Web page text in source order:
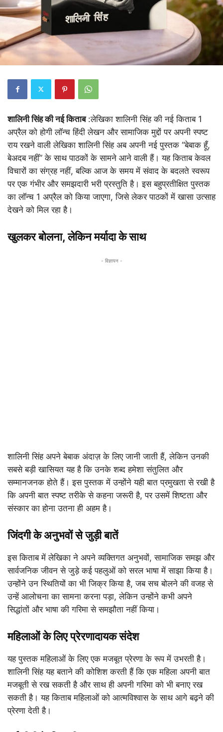
शालिनी सिंह की नई किताब:लेखिका शालिनी सिंह की नई किताब 1
अप्रैल को होगी लॉन्च हिंदी लेखन और सामाजिक मुद्दों पर अपनी स्पष्ट
राय रखने वाली लेखिका शालिनी सिंह अब अपनी नई पुस्तक “बेबाक हूँ,
बेअदब नहीं” के साथ पाठकों के सामने आने वाली हैं। यह किताब केवल
विचारों का संग्रह नहीं, बल्कि आज के समय में संवाद के बदलते स्वरूप
पर एक गंभीर और समझदारी भरी प्रस्तुति है। इस बहुप्रतीक्षित पुस्तक
का लॉन्च 1 अप्रैल को किया जाएगा, जिसे लेकर पाठकों में खासा उत्साह
देखने को मिल रहा है।
खुलकर बोलना, लेकिन मर्यादा के साथ
- विज्ञापन -
शालिनी सिंह अपने बेबाक अंदाज़ के लिए जानी जाती हैं, लेकिन उनकी
सबसे बड़ी खासियत यह है कि उनके शब्द हमेशा संतुलित और
सम्मानजनक होते हैं। इस पुस्तक में उन्होंने यही बात प्रमुखता से रखी है
कि अपनी बात स्पष्ट तरीके से कहना जरूरी है, पर उसमें शिष्टता और
संस्कार का होना उतना ही अहम है।
जिंदगी के अनुभवों से जुड़ी बातें
इस किताब में लेखिका ने अपने व्यक्तिगत अनुभवों, सामाजिक समझ और
सार्वजनिक जीवन से जुड़े कई पहलुओं को सरल भाषा में साझा किया है।
उन्होंने उन स्थितियों का भी जिक्र किया है, जब सच बोलने की वजह से
उन्हें आलोचना का सामना करना पड़ा, लेकिन उन्होंने कभी अपने
सिद्धांतों और भाषा की गरिमा से समझौता नहीं किया।
महिलाओं के लिए प्रेरणादायक संदेश
यह पुस्तक महिलाओं के लिए एक मजबूत प्रेरणा के रूप में उभरती है।
शालिनी सिंह यह बताने की कोशिश करती हैं कि एक महिला अपनी बात
मजबूती से रख सकती है और साथ ही अपनी गरिमा को भी बनाए रख
सकती है। यह किताब महिलाओं को आत्मविश्वास के साथ आगे बढ़ने की
प्रेरणा देती है।